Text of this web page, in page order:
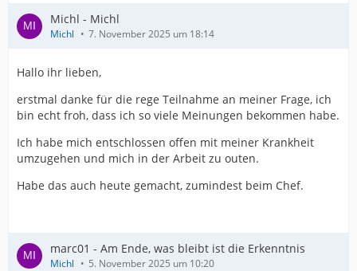
Michl - Michl
Michl 7. November 2025 um 18:14
Hallo ihr lieben,
erstmal danke für die rege Teilnahme an meiner Frage, ich
bin echt froh, dass ich so viele Meinungen bekommen habe.
Ich habe mich entschlossen offen mit meiner Krankheit
umzugehen und mich in der Arbeit zu outen.
Habe das auch heute gemacht, zumindest beim Chef.
marc01 - Am Ende, was bleibt ist die Erkenntnis
Michl 5. November 2025 um 10:20